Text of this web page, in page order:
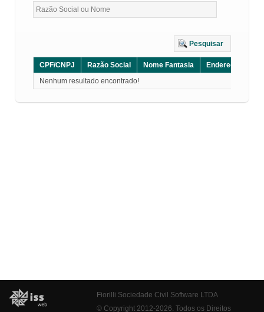
Pesquisar
CPF/CNPJ Razão Social Nome Fantasia Endereço
Nenhum resultado encontrado!
Fiorilli Sociedade Civil Software LTDA
© Copyright 2012-2026. Todos os Direitos